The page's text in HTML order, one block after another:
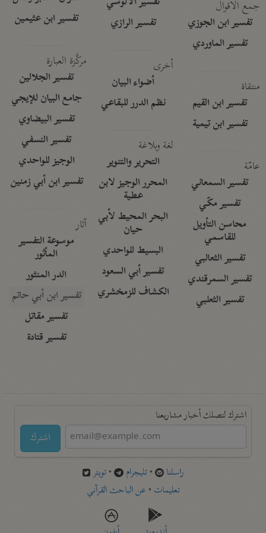
جمع الأقوال
تفسير ابن الجوزي
تفسير الماوردي
منتقاة
تفسير ابن القيم
تفسير ابن تيمية
عامّة
تفسير السمعاني
تفسير مكّي
محاسن التأويل
للقاسمي
تفسير الثعالبي
تفسير السمرقندي
تفسير الثعلبي
تفسير الرازي
أخرى
أضواء البيان
نظم الدرر للبقاعي
لغة وبلاغة
التحرير والتنوير
المحرر الوجيز لابن
عطية
البحر المحيط لأبي
حيان
البسيط للواحدي
تفسير أبي السعود
الكشاف للزمخشري
تفسير ابن عثيمين
مركَّزة العبارة
تفسير الجلالين
جامع البيان للإيجي
تفسير البيضاوي
تفسير النسفي
الوجيز للواحدي
تفسير ابن أبي زمنين
آثار
موسوعة التفسير
المأثور
الدر المنثور
تفسير ابن أبي حاتم
تفسير مقاتل
تفسير قتادة
اشترك لتصلك أخبار مشاريعنا
اشترك
راسلنا •تليجرام •تويتر
تعليمات •عن الباحث القرآني